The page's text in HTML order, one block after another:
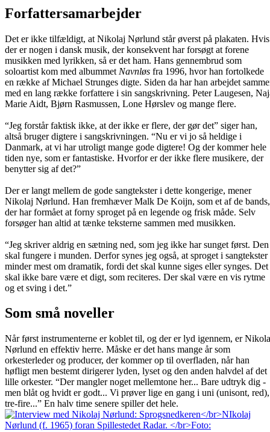
Forfattersamarbejder
Det er ikke tilfældigt, at Nikolaj Nørlund står øverst på plakaten. Hvis
der er nogen i dansk musik, der konsekvent har forsøgt at forene
musikken med lyrikken, så er det ham. Hans gennembrud som
soloartist kom med albummet Navnløs fra 1996, hvor han fortolkede
en række af Michael Strunges digte. Siden da har han arbejdet
med en lang række forfattere i sin sangskrivning. Peter Laugesen,
Marie Aidt, Bjørn Rasmussen, Lone Hørslev og mange flere.
“Jeg forstår faktisk ikke, at der ikke er flere, der gør det” siger han,
altså bruger digtere i sangskrivningen. “Nu er vi jo så heldige i
Danmark, at vi har utroligt mange gode digtere! Og der kommer hele
tiden nye, som er fantastiske. Hvorfor er der ikke flere musikere, der
benytter sig af det?”
Der er langt mellem de gode sangtekster i dette kongerige, mener
Nikolaj Nørlund. Han fremhæver Malk De Koijn, som et af de bands,
der har formået at forny sproget på en legende og frisk måde. Selv
forsøger han altid at tænke teksterne sammen med musikken.
“Jeg skriver aldrig en sætning ned, som jeg ikke har sunget først. Den
skal fungere i munden. Derfor synes jeg også, at sproget i sangtekster
minder mest om dramatik, fordi det skal kunne siges eller synges. Det
skal ikke bare være et digt, som reciteres. Der skal være en vis rytme
og et sving i det.”
Som små noveller
Når først instrumenterne er koblet til, og der er lyd igennem, er
Nørlund en effektiv herre. Måske er det hans mange år som
orkesterleder og producer, der kommer op til overfladen, når han
høfligt men bestemt dirigerer lyden, lyset og den anden halvdel af det
lille orkester. “Der mangler noget mellemtone her... Bare udtryk dig -
men blåt og hvidt er godt... Vi prøver lige en gang i uni (unisont, red),
tre-fire...” En halv time senere spiller det hele.